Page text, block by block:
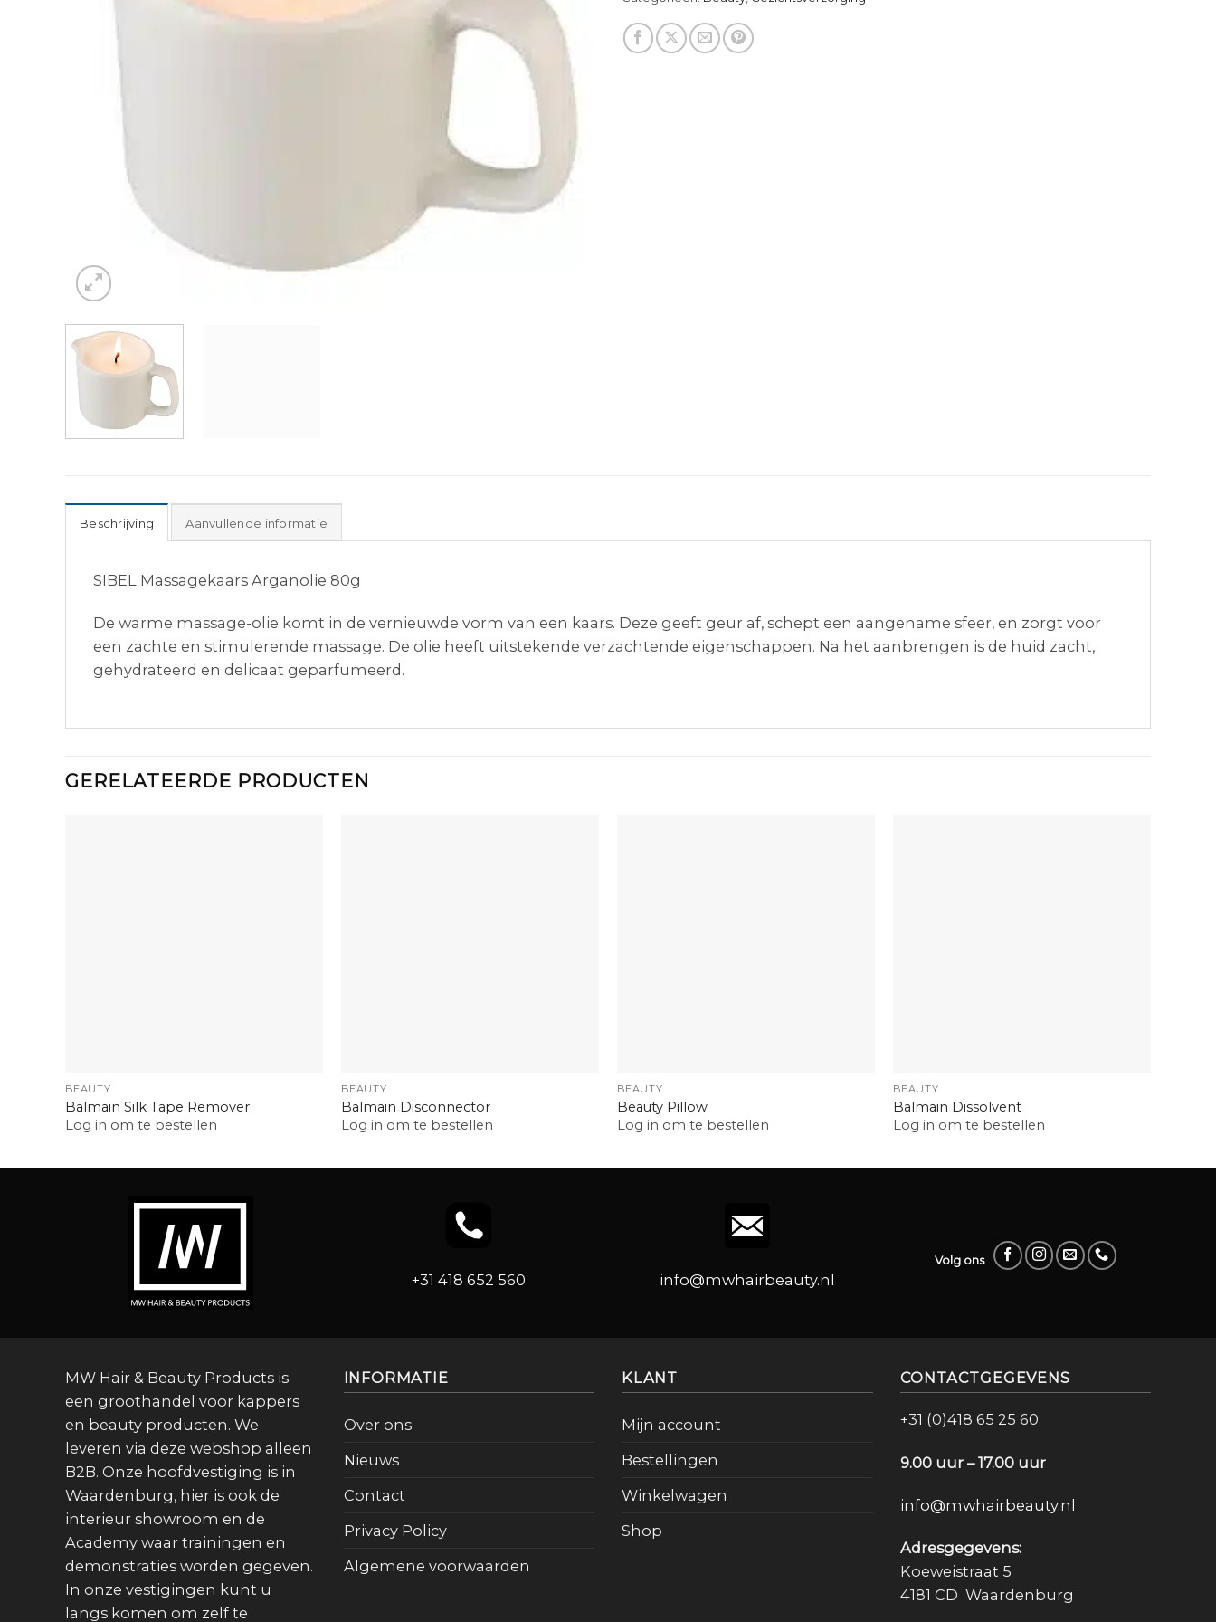
Beschrijving Aanvullende informatie
SIBEL Massagekaars Arganolie 80g
De warme massage-olie komt in de vernieuwde vorm van een kaars. Deze geeft geur af, schept een aangename sfeer, en zorgt voor
een zachte en stimulerende massage. De olie heeft uitstekende verzachtende eigenschappen. Na het aanbrengen is de huid zacht,
gehydrateerd en delicaat geparfumeerd.
GERELATEERDE PRODUCTEN
BEAUTY
Balmain Silk Tape Remover
Log in om te bestellen
BEAUTY
Balmain Disconnector
Log in om te bestellen
BEAUTY
Beauty Pillow
Log in om te bestellen
BEAUTY
Balmain Dissolvent
Log in om te bestellen
+31 418 652 560 info@mwhairbeauty.nl
Volg ons
MW Hair & Beauty Products is
een groothandel voor kappers
en beauty producten. We
leveren via deze webshop alleen
B2B. Onze hoofdvestiging is in
Waardenburg, hier is ook de
interieur showroom en de
Academy waar trainingen en
demonstraties worden gegeven.
In onze vestigingen kunt u
langs komen om zelf te
INFORMATIE
Over ons
Nieuws
Contact
Privacy Policy
Algemene voorwaarden
KLANT
Mijn account
Bestellingen
Winkelwagen
Shop
CONTACTGEGEVENS
+31 (0)418 65 25 60
9.00 uur – 17.00 uur
info@mwhairbeauty.nl
Adresgegevens:
Koeweistraat 5
4181 CD Waardenburg